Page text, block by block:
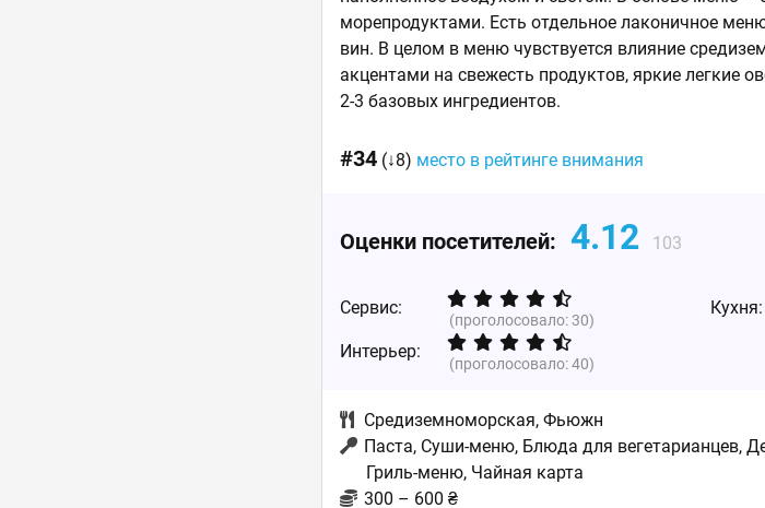
морепродуктами. Есть отдельное лаконичное
вин. В целом в меню чувствуется влияние
акцентами на свежесть продуктов, яркие легкие
2-3 базовых ингредиентов.
#34 (↓8) место в рейтинге внимания
Оценки посетителей: 4.12 103
Сервис:
(проголосовало:30)
Кухня:
Интерьер:
(проголосовало:40)
Средиземноморская,Фьюжн
Паста, Суши-меню, Блюда для вегетарианцев,
Гриль-меню, Чайная карта
300 – 600 ₴